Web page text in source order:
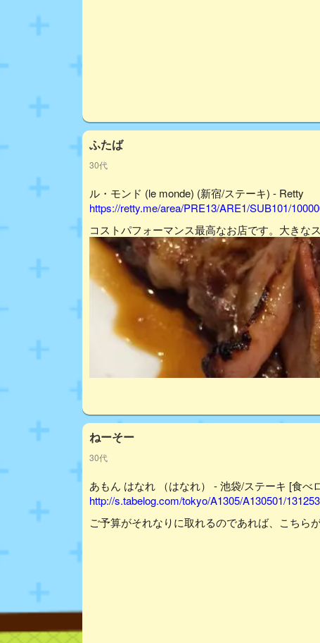
ふたば
30代
ル・モンド (le monde) (新宿/ステーキ) - Retty
https://retty.me/area/PRE13/ARE1/SUB101/
コストパフォーマンス最高なお店です。大きな
ねーそー
30代
あもん はなれ （はなれ） - 池袋/ステーキ [食べ
http://s.tabelog.com/tokyo/A1305/A130501/
ご予算がそれなりに取れるのであれば、こちら